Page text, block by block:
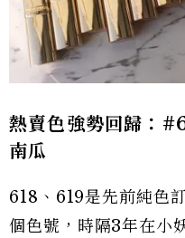
熱賣色強勢回歸：
南瓜
618、619是先前純色
個色號，時隔3年在小